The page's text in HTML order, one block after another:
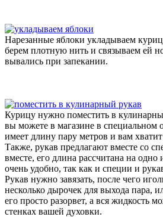
Нарезанные яблоки укладываем
берем плотную нить и связываем ей
вывались при запекании.
Курицу нужно поместить в
вы можете в магазине в специальном
имеет длину пару метров и вам хватит
Также, рукав предлагают вместе со
вместе, его длина рассчитана на одно
очень удобно, так как и специи и
Рукав нужно завязать, после чего
несколько дырочек для выхода пара,
его просто разорвет, а вся жидкость
стенках вашей духовки.